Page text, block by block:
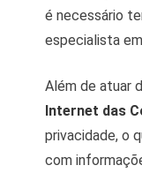
é necessário
especialista
Além de atuar
Internet das
privacidade, o
com